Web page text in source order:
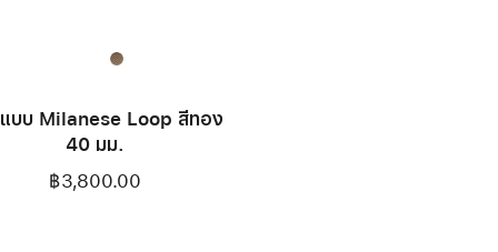
บบ Milanese Loop สีทอง
40 มม.
฿3,800.00